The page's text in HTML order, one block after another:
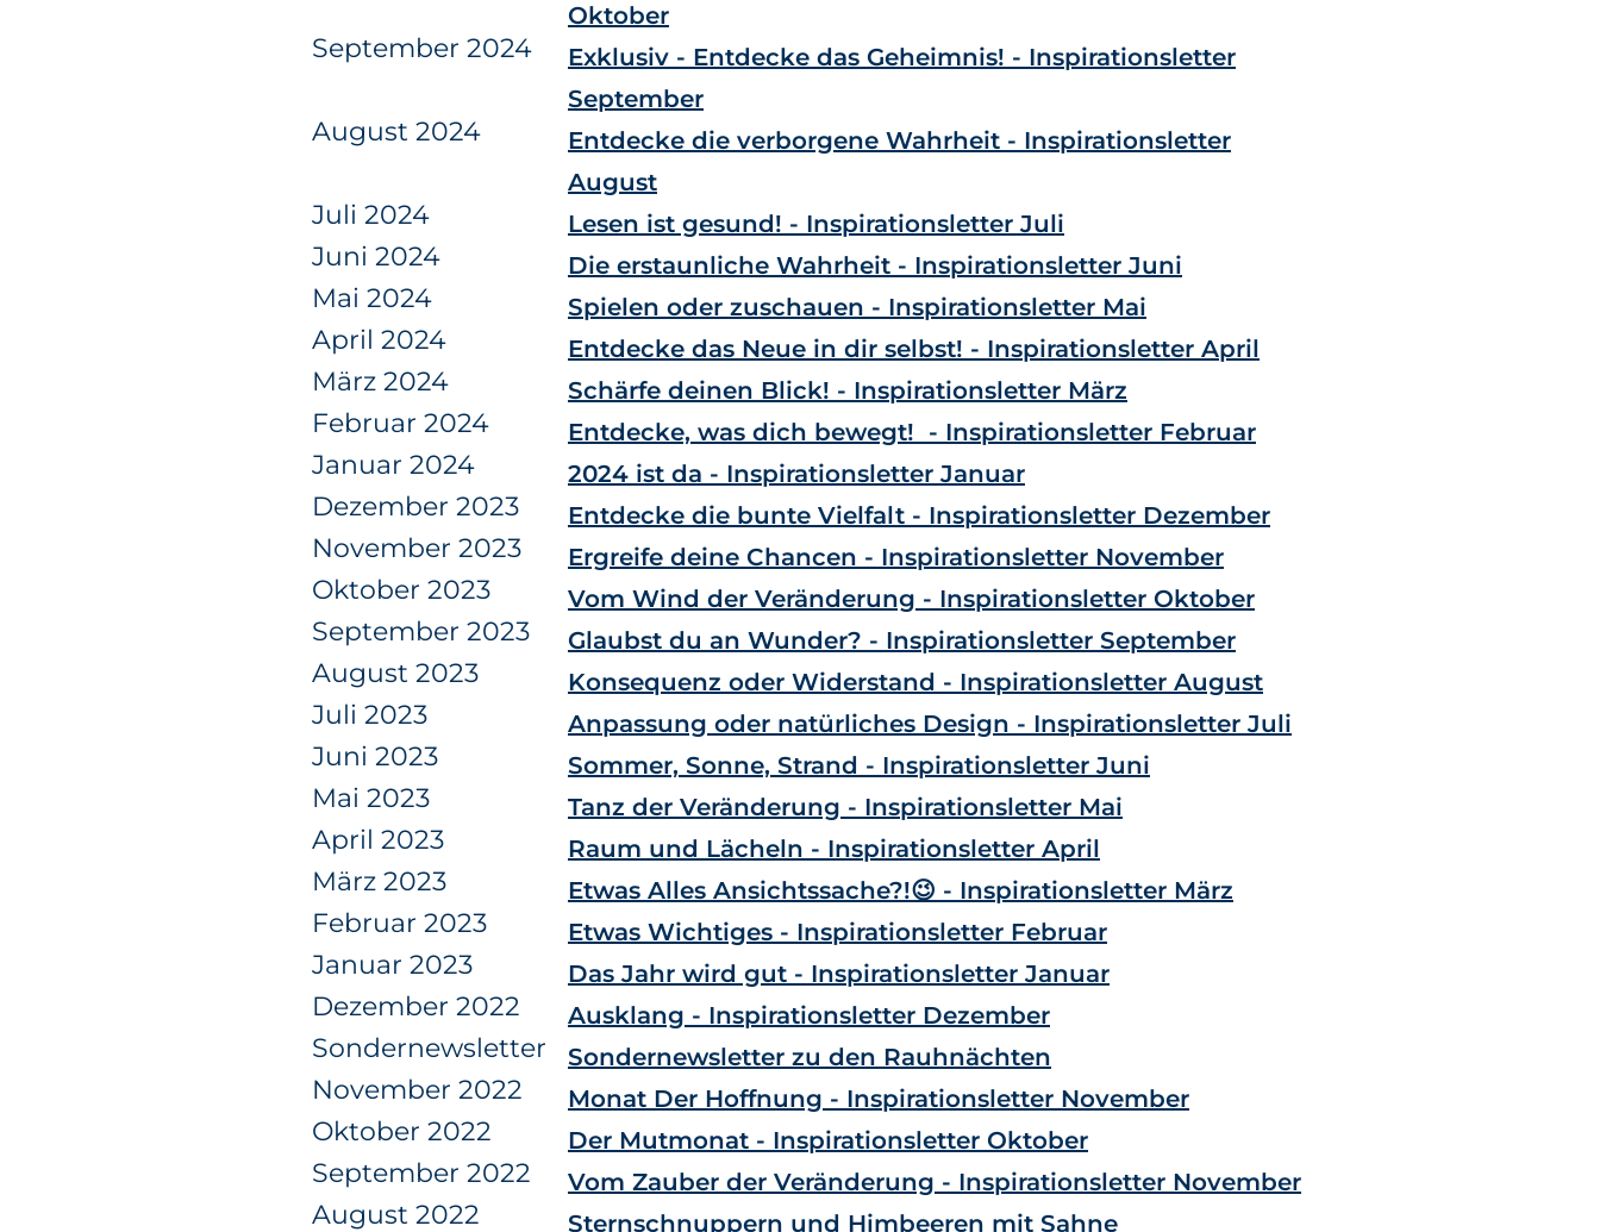
Oktober
September 2024
Exklusiv - Entdecke das Geheimnis! - Inspirationsletter
September
August 2024
Entdecke die verborgene Wahrheit - Inspirationsletter
August
Juli 2024 Lesen ist gesund! - Inspirationsletter Juli
Juni 2024 Die erstaunliche Wahrheit - Inspirationsletter Juni
Mai 2024 Spielen oder zuschauen - Inspirationsletter Mai
April 2024 Entdecke das Neue in dir selbst! - Inspirationsletter April
März 2024 Schärfe deinen Blick! - Inspirationsletter März
Februar 2024 Entdecke, was dich bewegt! - Inspirationsletter Februar
Januar 2024 2024 ist da - Inspirationsletter Januar
Dezember 2023 Entdecke die bunte Vielfalt - Inspirationsletter Dezember
November 2023 Ergreife deine Chancen - Inspirationsletter November
Oktober 2023 Vom Wind der Veränderung - Inspirationsletter Oktober
September 2023 Glaubst du an Wunder? - Inspirationsletter September
August 2023 Konsequenz oder Widerstand - Inspirationsletter August
Juli 2023 Anpassung oder natürliches Design - Inspirationsletter Juli
Juni 2023 Sommer, Sonne, Strand - Inspirationsletter Juni
Mai 2023 Tanz der Veränderung - Inspirationsletter Mai
April 2023 Raum und Lächeln - Inspirationsletter April
März 2023 Etwas Alles Ansichtssache?!😉 - Inspirationsletter März
Februar 2023 Etwas Wichtiges - Inspirationsletter Februar
Januar 2023 Das Jahr wird gut - Inspirationsletter Januar
Dezember 2022 Ausklang - Inspirationsletter Dezember
Sondernewsletter Sondernewsletter zu den Rauhnächten
November 2022 Monat Der Hoffnung - Inspirationsletter November
Oktober 2022 Der Mutmonat - Inspirationsletter Oktober
September 2022 Vom Zauber der Veränderung - Inspirationsletter November
August 2022 Sternschnuppern und Himbeeren mit Sahne